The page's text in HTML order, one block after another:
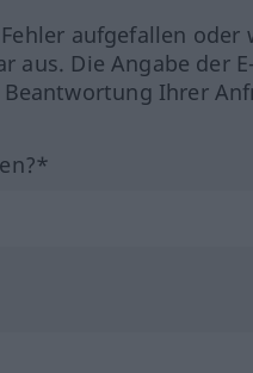
aufgefallen oder
aus. Die Angabe der
Ihrer